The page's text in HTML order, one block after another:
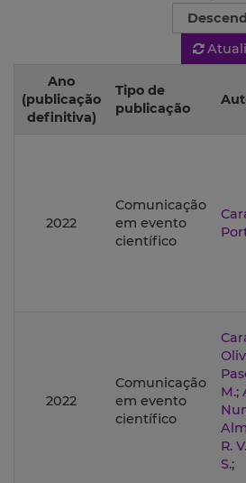
Ano
(publicação
definitiva)
Tipo de
publicação
2022
Comunicação
em evento
científico
2022
Comunicação
em evento
científico
M.;
R. V.
S.;